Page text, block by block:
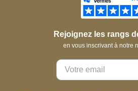
Rejoignez les rangs
en vous inscrivant à notre